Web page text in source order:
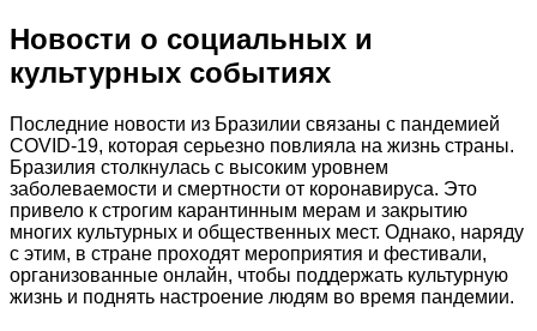
Новости о социальных и
культурных событиях
Последние новости из Бразилии связаны с пандемией
COVID-19, которая серьезно повлияла на жизнь страны.
Бразилия столкнулась с высоким уровнем
заболеваемости и смертности от коронавируса. Это
привело к строгим карантинным мерам и закрытию
многих культурных и общественных мест. Однако, наряду
с этим, в стране проходят мероприятия и фестивали,
организованные онлайн, чтобы поддержать культурную
жизнь и поднять настроение людям во время пандемии.